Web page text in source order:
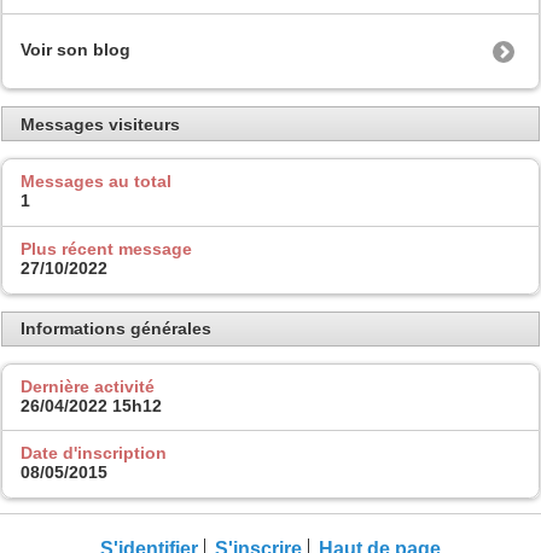
Voir son blog
Messages visiteurs
Messages au total
1
Plus récent message
27/10/2022
Informations générales
Dernière activité
26/04/2022 15h12
Date d'inscription
08/05/2015
S'identifier S'inscrire Haut de page